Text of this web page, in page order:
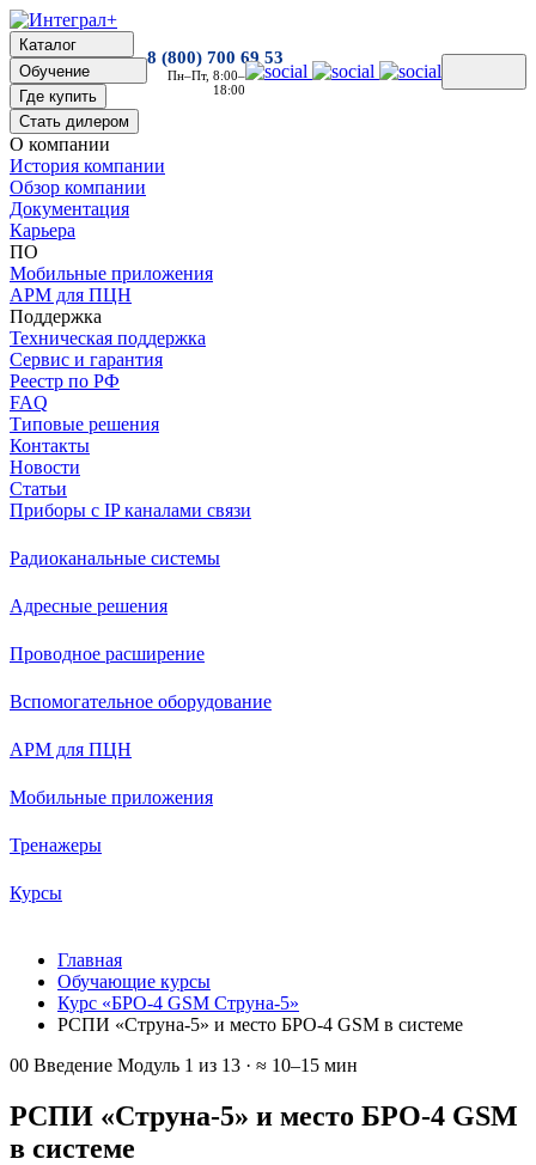
Каталог
Обучение
Где купить
Стать дилером
8 (800) 700 69 53
Пн–Пт, 8:00–
18:00
О компании
История компании
Обзор компании
Документация
Карьера
ПО
Мобильные приложения
АРМ для ПЦН
Поддержка
Техническая поддержка
Сервис и гарантия
Реестр по РФ
FAQ
Типовые решения
Контакты
Новости
Статьи
Приборы с IP каналами связи
Радиоканальные системы
Адресные решения
Проводное расширение
Вспомогательное оборудование
АРМ для ПЦН
Мобильные приложения
Тренажеры
Курсы
Главная
Обучающие курсы
Курс «БРО-4 GSM Струна-5»
РСПИ «Струна-5» и место БРО-4 GSM в системе
00 Введение Модуль 1 из 13 · ≈ 10–15 мин
РСПИ «Струна-5» и место БРО-4 GSM
в системе